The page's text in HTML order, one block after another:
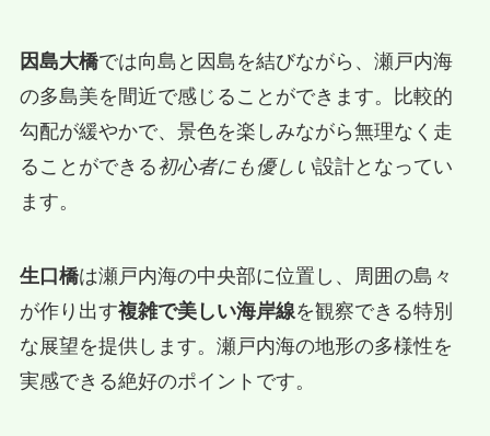
因島大橋では向島と因島を結びながら、瀬戸内海
の多島美を間近で感じることができます。比較的
勾配が緩やかで、景色を楽しみながら無理なく走
ることができる初心者にも優しい設計となってい
ます。
生口橋は瀬戸内海の中央部に位置し、周囲の島々
が作り出す複雑で美しい海岸線を観察できる特別
な展望を提供します。瀬戸内海の地形の多様性を
実感できる絶好のポイントです。